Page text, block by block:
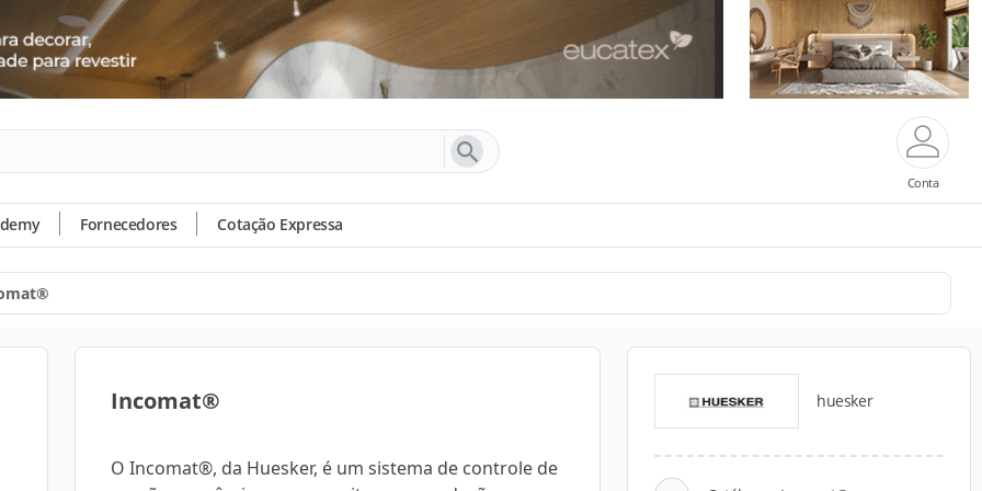
Conta
Fornecedores Cotação Expressa
Incomat®
O Incomat®, da Huesker, é um sistema de controle de
huesker